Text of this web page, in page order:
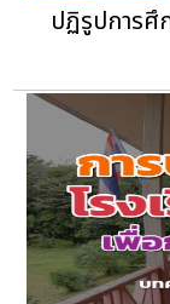
ปฏิรูปการศึ